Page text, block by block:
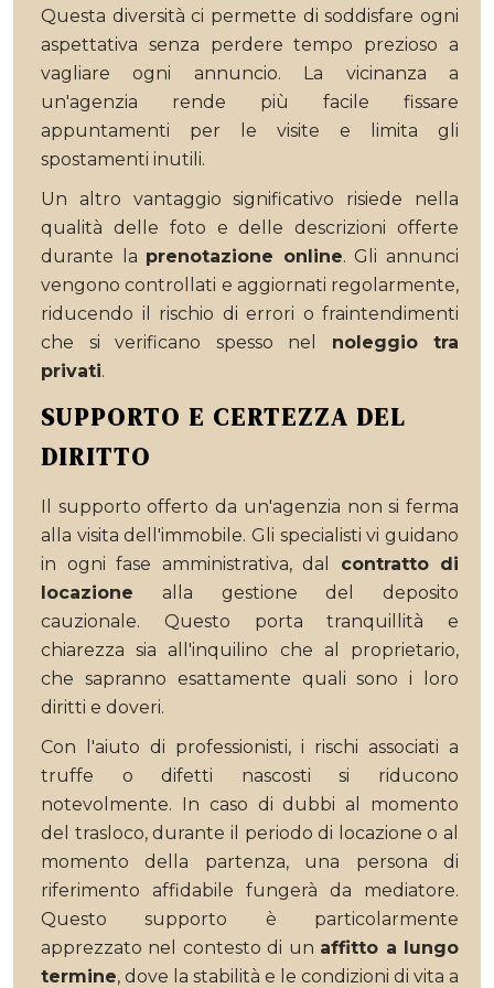
Questa diversità ci permette di soddisfare ogni
aspettativa senza perdere tempo prezioso a
vagliare ogni annuncio. La vicinanza a
un'agenzia rende più facile fissare
appuntamenti per le visite e limita gli
spostamenti inutili.
Un altro vantaggio significativo risiede nella
qualità delle foto e delle descrizioni offerte
durante la prenotazione online. Gli annunci
vengono controllati e aggiornati regolarmente,
riducendo il rischio di errori o fraintendimenti
che si verificano spesso nel noleggio tra
privati.
SUPPORTO E CERTEZZA DEL
DIRITTO
Il supporto offerto da un'agenzia non si ferma
alla visita dell'immobile. Gli specialisti vi guidano
in ogni fase amministrativa, dal contratto di
locazione alla gestione del deposito
cauzionale. Questo porta tranquillità e
chiarezza sia all'inquilino che al proprietario,
che sapranno esattamente quali sono i loro
diritti e doveri.
Con l'aiuto di professionisti, i rischi associati a
truffe o difetti nascosti si riducono
notevolmente. In caso di dubbi al momento
del trasloco, durante il periodo di locazione o al
momento della partenza, una persona di
riferimento affidabile fungerà da mediatore.
Questo supporto è particolarmente
apprezzato nel contesto di un affitto a lungo
termine, dove la stabilità e le condizioni di vita a